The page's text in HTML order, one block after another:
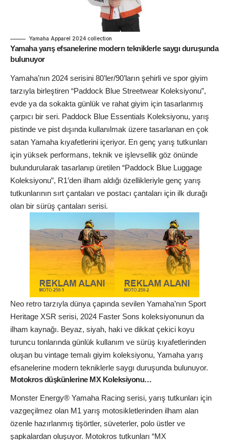
Yamaha Apparel 2024 collection
Yamaha yarış efsanelerine modern tekniklerle saygı duruşunda
bulunuyor
Yamaha’nın 2024 serisini 80’ler/90’ların şehirli ve spor giyim
tarzıyla birleştiren “Paddock Blue Streetwear Koleksiyonu”,
evde ya da sokakta günlük ve rahat giyim için tasarlanmış
çarpıcı bir seri. Paddock Blue Essentials Koleksiyonu, yarış
pistinde ve pist dışında kullanılmak üzere tasarlanan en çok
satan Yamaha kıyafetlerini içeriyor. En genç yarış tutkunları
için yüksek performans, teknik ve işlevsellik göz önünde
bulundurularak tasarlanıp üretilen “Paddock Blue Luggage
Koleksiyonu”, R1’den ilham aldığı özellikleriyle genç yarış
tutkunlarının sırt çantaları ve postacı çantaları için ilk durağı
olan bir sürüş çantaları serisi.
Neo retro tarzıyla dünya çapında sevilen Yamaha’nın Sport
Heritage XSR serisi, 2024 Faster Sons koleksiyonunun da
ilham kaynağı. Beyaz, siyah, haki ve dikkat çekici koyu
turuncu tonlarında günlük kullanım ve sürüş kıyafetlerinden
oluşan bu vintage temalı giyim koleksiyonu, Yamaha yarış
efsanelerine modern tekniklerle saygı duruşunda bulunuyor.
Motokros düşkünlerine MX Koleksiyonu…
Monster Energy® Yamaha Racing serisi, yarış tutkunları için
vazgeçilmez olan M1 yarış motosikletlerinden ilham alan
özenle hazırlanmış tişörtler, süveterler, polo üstler ve
şapkalardan oluşuyor. Motokros tutkunları “MX